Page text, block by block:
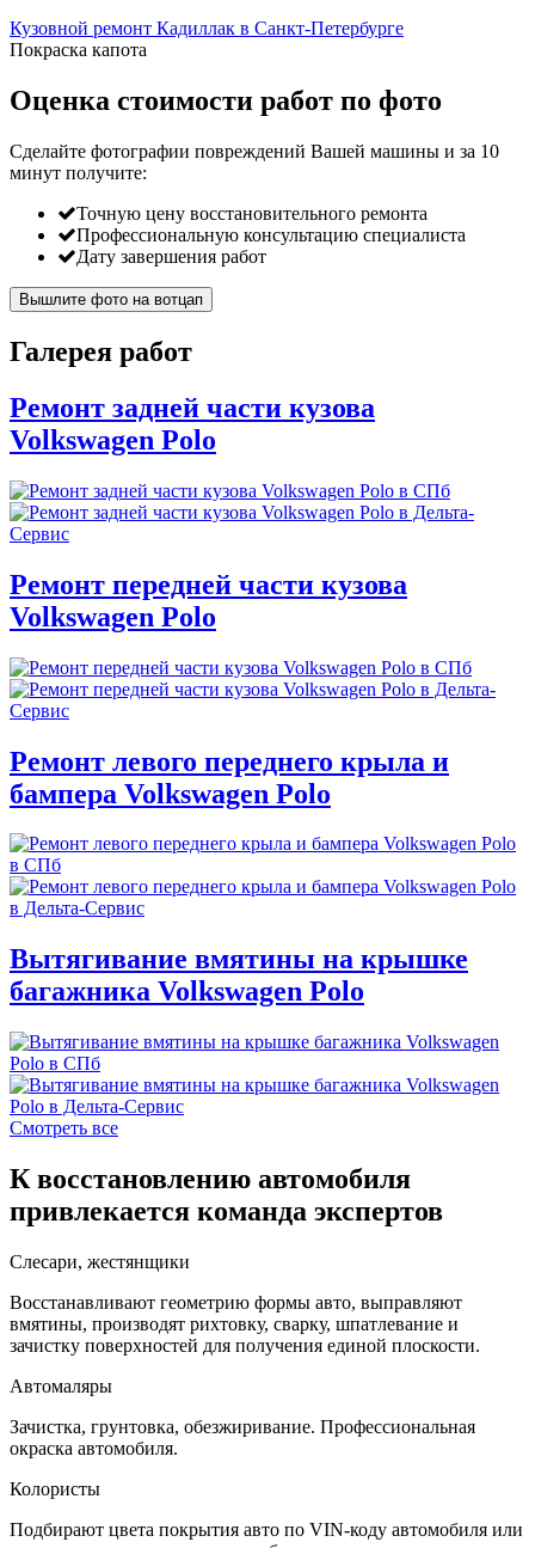
Кузовной ремонт Кадиллак в Санкт-Петербурге
Покраска капота
Оценка стоимости работ по фото
Сделайте фотографии повреждений Вашей машины и за 10
минут получите:
Точную цену восстановительного ремонта
Профессиональную консультацию специалиста
Дату завершения работ
Вышлите фото на вотцап
Галерея работ
Ремонт задней части кузова
Volkswagen Polo
Ремонт передней части кузова
Volkswagen Polo
Ремонт левого переднего крыла и
бампера Volkswagen Polo
Вытягивание вмятины на крышке
багажника Volkswagen Polo
Смотреть все
К восстановлению автомобиля
привлекается команда экспертов
Слесари, жестянщики
Восстанавливают геометрию формы авто, выправляют
вмятины, производят рихтовку, сварку, шпатлевание и
зачистку поверхностей для получения единой плоскости.
Автомаляры
Зачистка, грунтовка, обезжиривание. Профессиональная
окраска автомобиля.
Колористы
Подбирают цвета покрытия авто по VIN-коду автомобиля или